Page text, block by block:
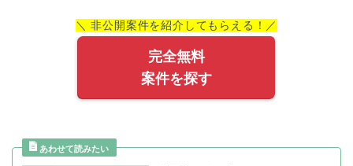
＼ 非公開案件を紹介してもらえる！／
完全無料
案件を探す